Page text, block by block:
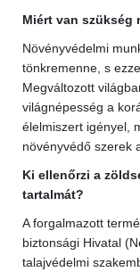
Miért van szükség
Növényvédelmi
tönkremenne, s
Megváltozott
világnépesség a
élelmiszert igényel,
növényvédő szerek
Ki ellenőrzi a
tartalmát?
A forgalmazott
biztonsági Hivatal
talajvédelmi